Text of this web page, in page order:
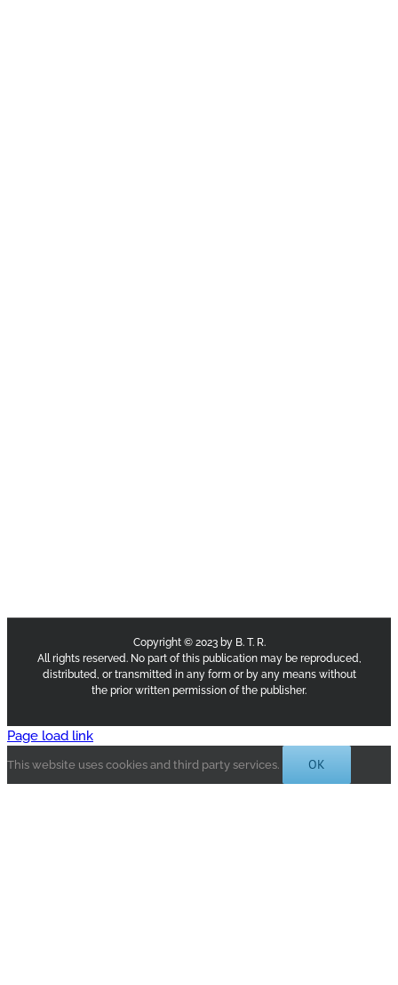
Copyright © 2023 by B. T. R.
All rights reserved. No part of this publication may be reproduced,
distributed, or transmitted in any form or by any means without
the prior written permission of the publisher.
Page load link
This website uses cookies and third party services. OK